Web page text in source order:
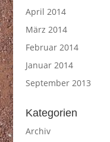
April 2014
März 2014
Februar 2014
Januar 2014
September 2013
Kategorien
Archiv